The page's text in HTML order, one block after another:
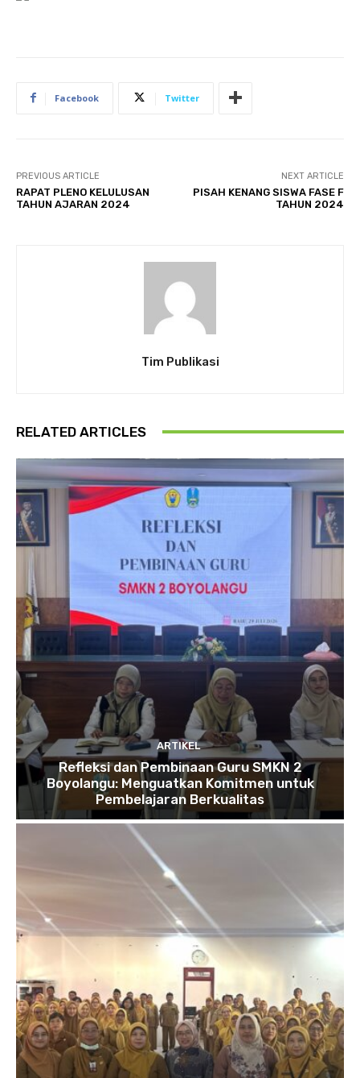
Facebook Twitter
PREVIOUS ARTICLE
RAPAT PLENO KELULUSAN
TAHUN AJARAN 2024
NEXT ARTICLE
PISAH KENANG SISWA FASE F
TAHUN 2024
Tim Publikasi
RELATED ARTICLES
ARTIKEL
Refleksi dan Pembinaan Guru SMKN 2
Boyolangu: Menguatkan Komitmen untuk
Pembelajaran Berkualitas